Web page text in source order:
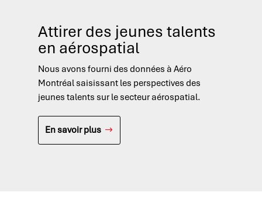
Attirer des jeunes talents
en aérospatial
Nous avons fourni des données à Aéro
Montréal saisissant les perspectives des
jeunes talents sur le secteur aérospatial.
En savoir plus